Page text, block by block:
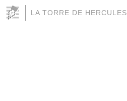
LA TORRE DE HERCULES